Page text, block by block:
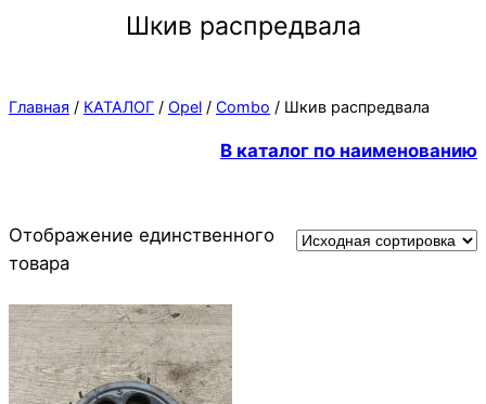
Шкив распредвала
Главная / КАТАЛОГ / Opel / Combo / Шкив распредвала
В каталог по наименованию
Отображение единственного
товара